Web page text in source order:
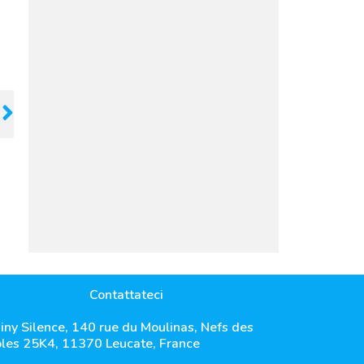
Contattateci
Silence, 140 rue du Moulinas, Nefs des
25K4, 11370 Leucate, France